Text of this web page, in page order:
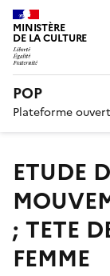
MINISTÈRE
DE LA CULTURE
POP
Plateforme
ETUDE DE
; TETE
FEMME